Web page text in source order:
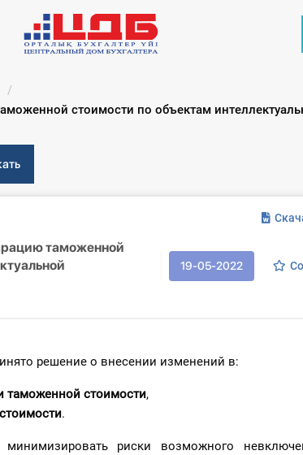
стоимости по объектам
таможенной
19-05-2022
решение о внесении изменений в:
таможенной стоимости,
.
риски возможного